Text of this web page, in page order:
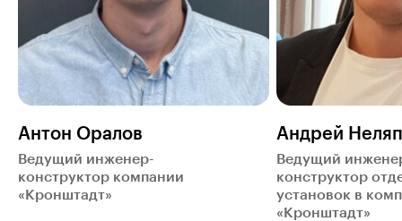
Антон Оралов
Ведущий инженер-
конструктор компании
«Кронштадт»
Андрей
Ведущий
конструктор
установок в
«Кронштадт»